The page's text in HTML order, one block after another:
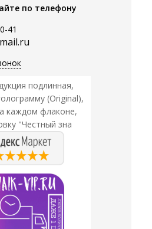
по телефону
41
подлинная,
(Original),
каждом флаконе,
"Честный зна